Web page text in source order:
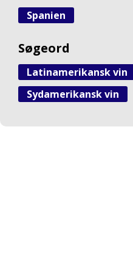
Spanien
Søgeord
Latinamerikansk vin
Sydamerikansk vin